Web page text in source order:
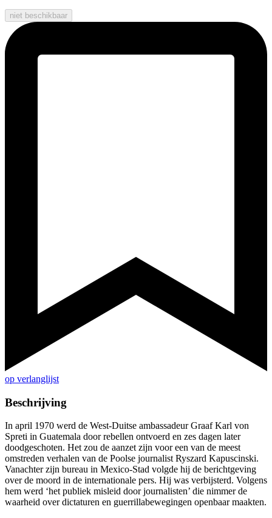
niet beschikbaar
op verlanglijst
Beschrijving
In april 1970 werd de West-Duitse ambassadeur Graaf Karl von
Spreti in Guatemala door rebellen ontvoerd en zes dagen later
doodgeschoten. Het zou de aanzet zijn voor een van de meest
omstreden verhalen van de Poolse journalist Ryszard Kapuscinski.
Vanachter zijn bureau in Mexico-Stad volgde hij de berichtgeving
over de moord in de internationale pers. Hij was verbijsterd. Volgens
hem werd ‘het publiek misleid door journalisten’ die nimmer de
waarheid over dictaturen en guerrillabewegingen openbaar maakten.